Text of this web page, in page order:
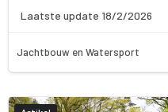
Laatste update 18/2/2026
Jachtbouw en Watersport